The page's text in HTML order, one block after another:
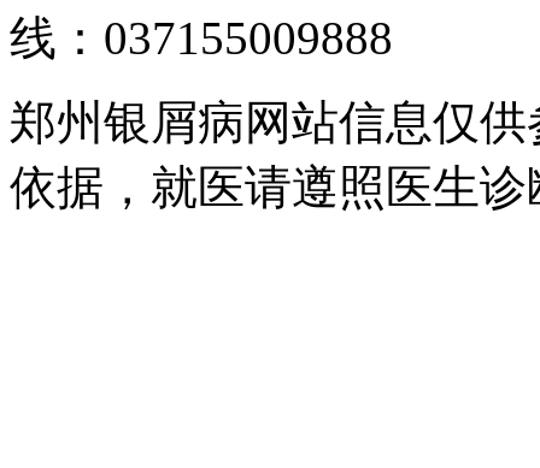
线：037155009888
郑州银屑病网站信息仅
依据，就医请遵照医生诊